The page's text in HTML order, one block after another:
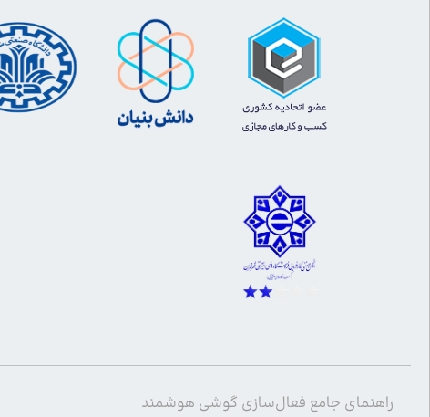
راهنمای جامع فعال‌سازی گوشی هوشمند